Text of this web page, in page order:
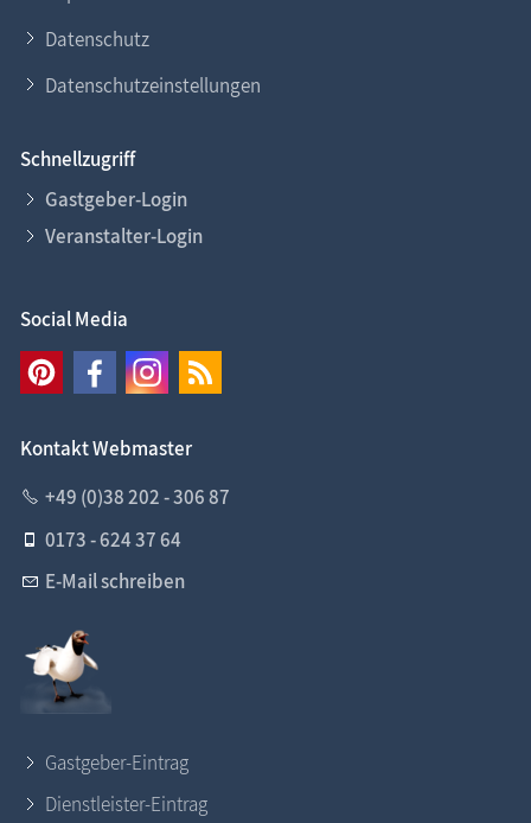
Datenschutz
Datenschutzeinstellungen
Schnellzugriff
Gastgeber-Login
Veranstalter-Login
Social Media
Kontakt Webmaster
+49 (0)38 202 - 306 87
0173 - 624 37 64
E-Mail schreiben
Gastgeber-Eintrag
Dienstleister-Eintrag